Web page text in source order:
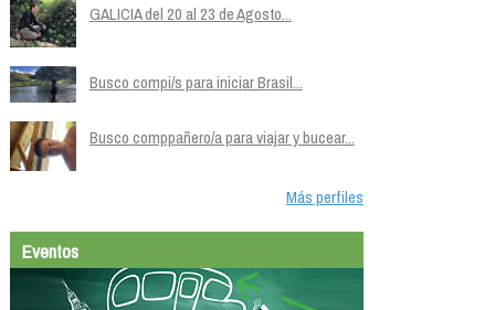
GALICIA del 20 al 23 de Agosto...
Busco compi/s para iniciar Brasil...
Busco comppañero/a para viajar y bucear...
Más perfiles
Eventos